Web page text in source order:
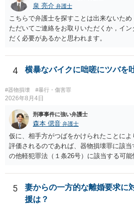
泉 亮介 弁護士
こちらで弁護士を探すことは出来ないた
ただいてご連絡をお取りいただくか，イ
だく必要があるかと思われます。
4 横暴なバイクに咄嗟にツバを
#器物損壊 #暴行・傷害罪
2026年8月4日
刑事事件に強い弁護士
森本 偲音 弁護士
仮に、相手方がつばをかけられたことに
評価されるのであれば、器物損壊罪に該
の他軽犯罪法（１条26号）に該当する可
ご相談者様の対応によってはご相談者の
能性がございますので、冷静にご対応い
ばと存じます。 以上、ご参考までに。
5
妻からの一方的な離婚要求に
援は？